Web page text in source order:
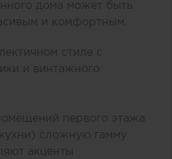
дома может быть
и комфортным.
стиле с
и винтажного
первого этажа
сложную гамму
акценты